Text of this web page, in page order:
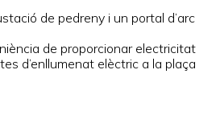
de pedreny i un portal d’arc
de proporcionar electricitat
d’enllumenat elèctric a la plaça